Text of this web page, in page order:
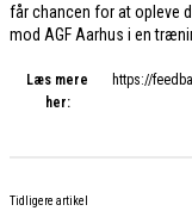
får chancen for at opleve
mod AGF Aarhus i en
Læs mere
her:
https://
Tidligere artikel